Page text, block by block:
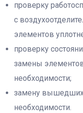
проверку
с
элементов
проверку
замены элементов
необходимости;
замену вышедших
необходимости.